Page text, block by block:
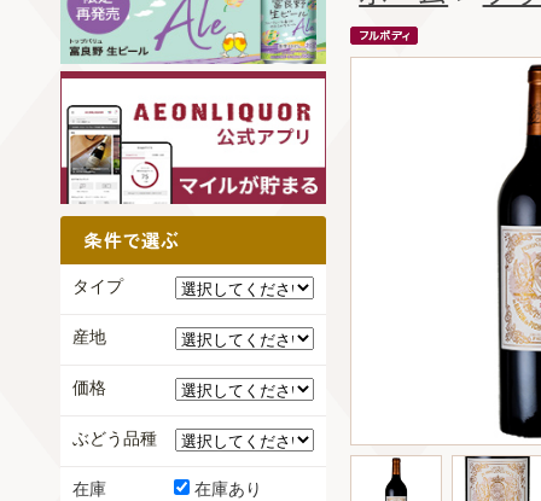
タイプ
産地
価格
ぶどう品種
在庫 在庫あり